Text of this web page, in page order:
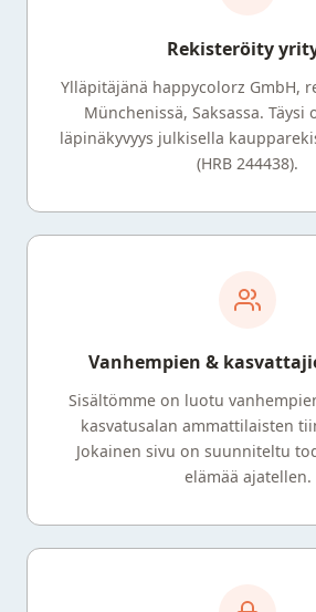
Rekisteröity
Ylläpitäjänä happycolorz GmbH,
Münchenissä, Saksassa.
läpinäkyvyys julkisella
(HRB 244438).
Vanhempien &
Sisältömme on luotu
kasvatusalan ammattilaisten
Jokainen sivu on suunniteltu
elämää ajatellen.